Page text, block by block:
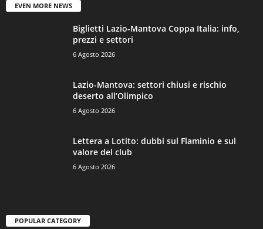
EVEN MORE NEWS
Biglietti Lazio-Mantova Coppa Italia: info,
prezzi e settori
6 Agosto 2026
Lazio-Mantova: settori chiusi e rischio
deserto all’Olimpico
6 Agosto 2026
Lettera a Lotito: dubbi sul Flaminio e sul
valore del club
6 Agosto 2026
POPULAR CATEGORY